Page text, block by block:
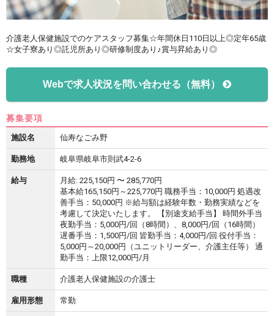
介護老人保健施設でのケアスタッフ募集☆年間休日110日以上◎定年65歳
☆女子寮あり◎託児所あり◎研修制度あり♪賞与昇給あり◎
Webで求人状況を問い合わせる（無料）
募集要項
施設名 仙寿なごみ野
勤務地 岐阜県岐阜市則武4-2-6
給与
月給: 225,150円 〜 285,770円
基本給165,150円～225,770円 職務手当：10,000円 処遇改
善手当：50,000円 ※給与額は経験年数・勤務実績などを
考慮して決定いたします。 【別途支給手当】 時間外手当
夜勤手当：5,000円/回（8時間）、8,000円/回（16時間）
遅番手当：1,500円/回 皆勤手当：4,000円/回 役付手当：
5,000円～20,000円（ユニットリーダー、介護主任等） 通
勤手当：上限12,000円/月
職種 介護老人保健施設の介護士
雇用形態 常勤